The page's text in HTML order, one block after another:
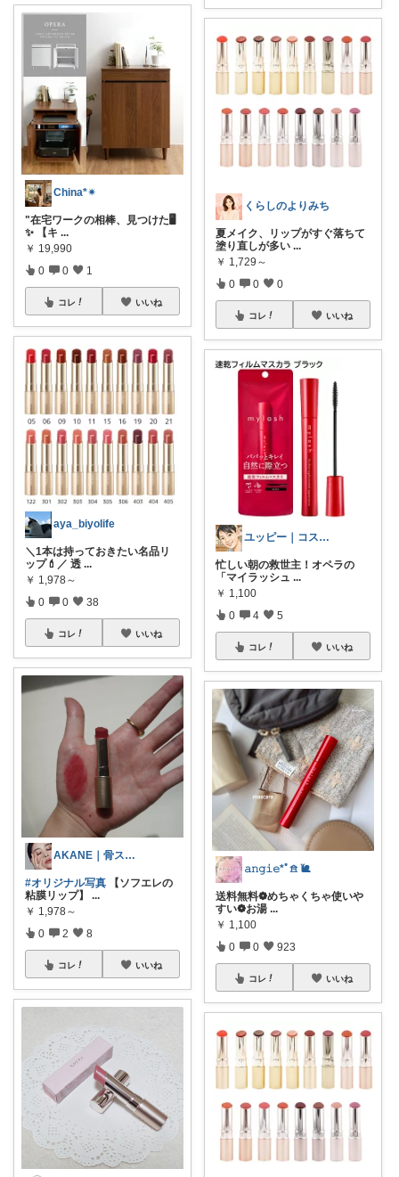
China*✴︎
"在宅ワークの相棒、見つけた🖥️
✨ 【キ ...
￥ 19,990
0 0 1
コレ いいね
aya_biyolife
＼1本は持っておきたい名品リ
ップ💄／ 透 ...
￥ 1,978～
0 0 38
コレ いいね
AKANE｜骨スト×キレイめスタイル
#オリジナル写真 【ソフエレの
粘膜リップ】
...
￥ 1,978～
0 2 8
コレ いいね
くらしのよりみち
夏メイク、リップがすぐ落ちて
塗り直しが多い ...
￥ 1,729～
0 0 0
コレ いいね
ユッピー｜コスメと子育てROOM
忙しい朝の救世主！オペラの
「マイラッシュ ...
￥ 1,100
0 4 5
コレ いいね
𝚊𝚗𝚐𝚒𝚎*ﾟ𖠿 🐌
送料無料❁︎めちゃくちゃ使いや
すい❁︎お湯 ...
￥ 1,100
0 0 923
コレ いいね